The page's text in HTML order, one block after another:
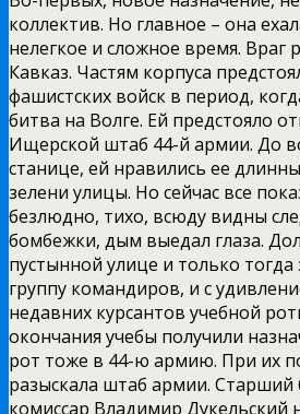
коллектив. Но главное – она
нелегкое и сложное время. Враг
Кавказ. Частям корпуса
фашистских войск в период,
битва на Волге. Ей предстояло
Ищерской штаб 44-й армии. До
станице, ей нравились ее
зелени улицы. Но сейчас все
безлюдно, тихо, всюду видны
бомбежки, дым выедал глаза.
пустынной улице и только тогда
группу командиров, и с
недавних курсантов учебной
окончания учебы получили
рот тоже в 44-ю армию. При их
разыскала штаб армии. Старший
комиссар Владимир Дукельский